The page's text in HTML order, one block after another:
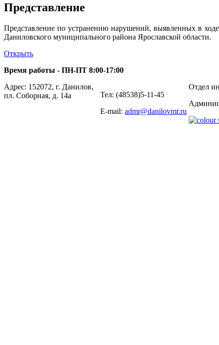
Представление
Представление по устранению нарушений, выявленных в
Даниловского муниципального района Ярославской области.
Открыть
Время работы - ПН-ПТ 8:00-17:00
Адрес: 152072, г. Данилов,
пл. Соборная, д. 14а
Тел: (48538)5-11-45
E-mail: admr@danilovmr.ru
Отдел